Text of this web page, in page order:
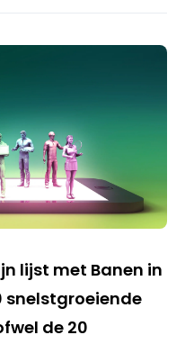
lijst met Banen in
snelstgroeiende
de 20